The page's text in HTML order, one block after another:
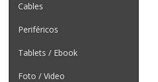
Cables
Periféricos
Tablets / Ebook
Foto / Video